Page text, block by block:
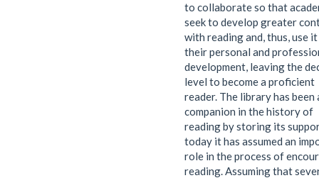
to collaborate so that
seek to develop greater
with reading and, thus, use
their personal and
development, leaving the
level to become a proficient
reader. The library has been
companion in the history of
reading by storing its
today it has assumed an
role in the process of
reading. Assuming that